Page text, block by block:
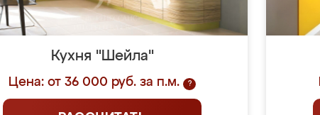
Кухня "Шейла"
Цена: от 36 000 руб. за п.м. ?